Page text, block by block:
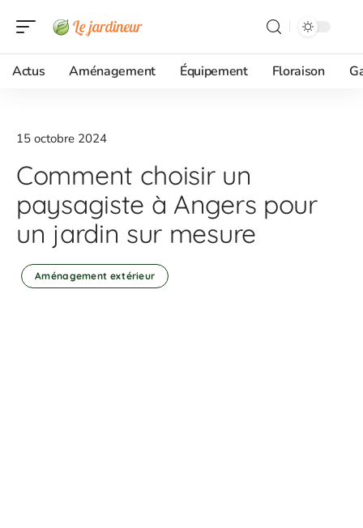
Actus Aménagement Équipement Floraison
15 octobre 2024
Comment choisir un
paysagiste à Angers pour
un jardin sur mesure
Aménagement extérieur